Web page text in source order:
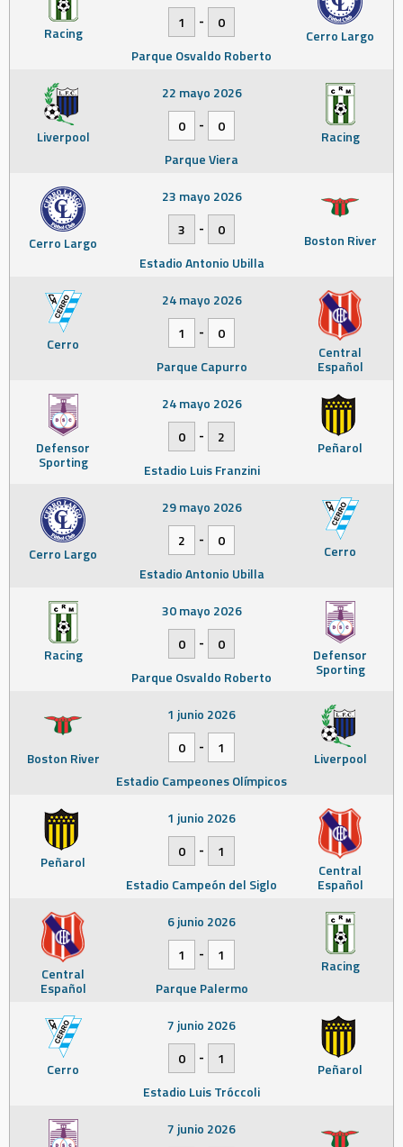
Racing Cerro Largo
1
-
0
Parque Osvaldo Roberto
Liverpool Racing
22 mayo 2026
0
-
0
Parque Viera
Cerro Largo Boston River
23 mayo 2026
3
-
0
Estadio Antonio Ubilla
Cerro Central
Español
24 mayo 2026
1
-
0
Parque Capurro
Defensor
Sporting
Peñarol
24 mayo 2026
0
-
2
Estadio Luis Franzini
Cerro Largo Cerro
29 mayo 2026
2
-
0
Estadio Antonio Ubilla
Racing Defensor
Sporting
30 mayo 2026
0
-
0
Parque Osvaldo Roberto
Boston River Liverpool
1 junio 2026
0
-
1
Estadio Campeones Olímpicos
Peñarol Central
Español
1 junio 2026
0
-
1
Estadio Campeón del Siglo
Central
Español
Racing
6 junio 2026
1
-
1
Parque Palermo
Cerro Peñarol
7 junio 2026
0
-
1
Estadio Luis Tróccoli
7 junio 2026